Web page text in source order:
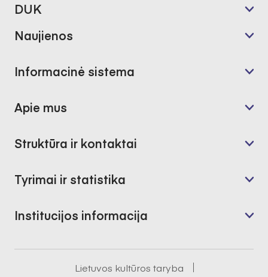
DUK
Naujienos
Informacinė sistema
Apie mus
Struktūra ir kontaktai
Tyrimai ir statistika
Institucijos informacija
Lietuvos kultūros taryba